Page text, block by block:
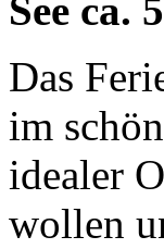
See ca.
Das
im
idealer
wollen